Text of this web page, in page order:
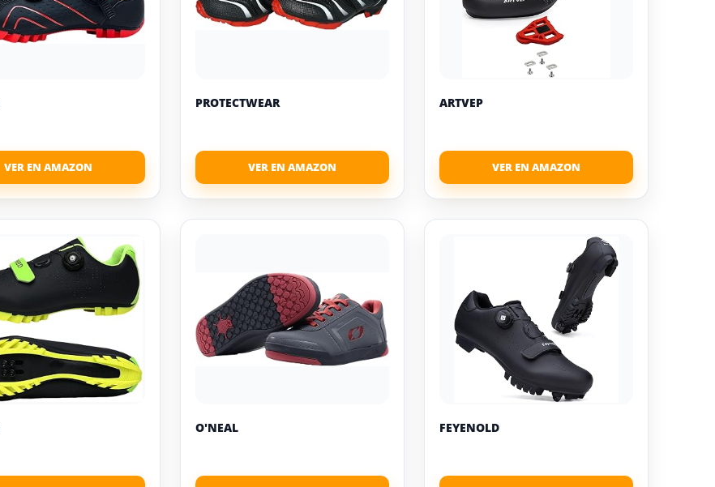
PROTECTWEAR ARTVEP
O'NEAL FEYENOLD